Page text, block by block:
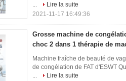
...
Lire la suite
2021-11-17 16:49:36
Grosse machine de
choc 2 dans 1 thérapie de
Machine fraîche de beauté de
de congélation de FAT d'ESWT
...
Lire la suite